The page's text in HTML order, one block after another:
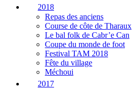
2018
Repas des anciens
Course de côte de Tharaux
Le bal folk de Cabr’e Can
Coupe du monde de foot
Festival TAM 2018
Fête du village
Méchoui
2017